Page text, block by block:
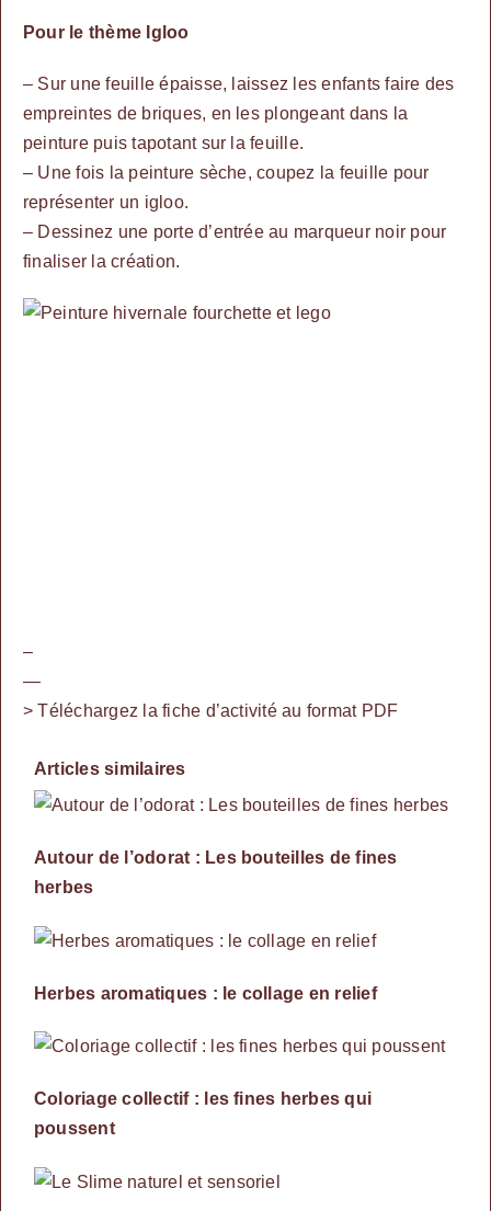
Pour le thème Igloo
– Sur une feuille épaisse, laissez les enfants faire des
empreintes de briques, en les plongeant dans la
peinture puis tapotant sur la feuille.
– Une fois la peinture sèche, coupez la feuille pour
représenter un igloo.
– Dessinez une porte d’entrée au marqueur noir pour
finaliser la création.
–
—
>Téléchargez la fiche d’activité au format PDF
Articles similaires
Autour de l’odorat : Les bouteilles de fines
herbes
Herbes aromatiques : le collage en relief
Coloriage collectif : les fines herbes qui
poussent